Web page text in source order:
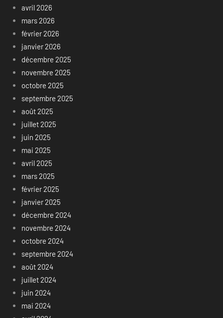
avril 2026
mars 2026
février 2026
janvier 2026
décembre 2025
novembre 2025
octobre 2025
septembre 2025
août 2025
juillet 2025
juin 2025
mai 2025
avril 2025
mars 2025
février 2025
janvier 2025
décembre 2024
novembre 2024
octobre 2024
septembre 2024
août 2024
juillet 2024
juin 2024
mai 2024